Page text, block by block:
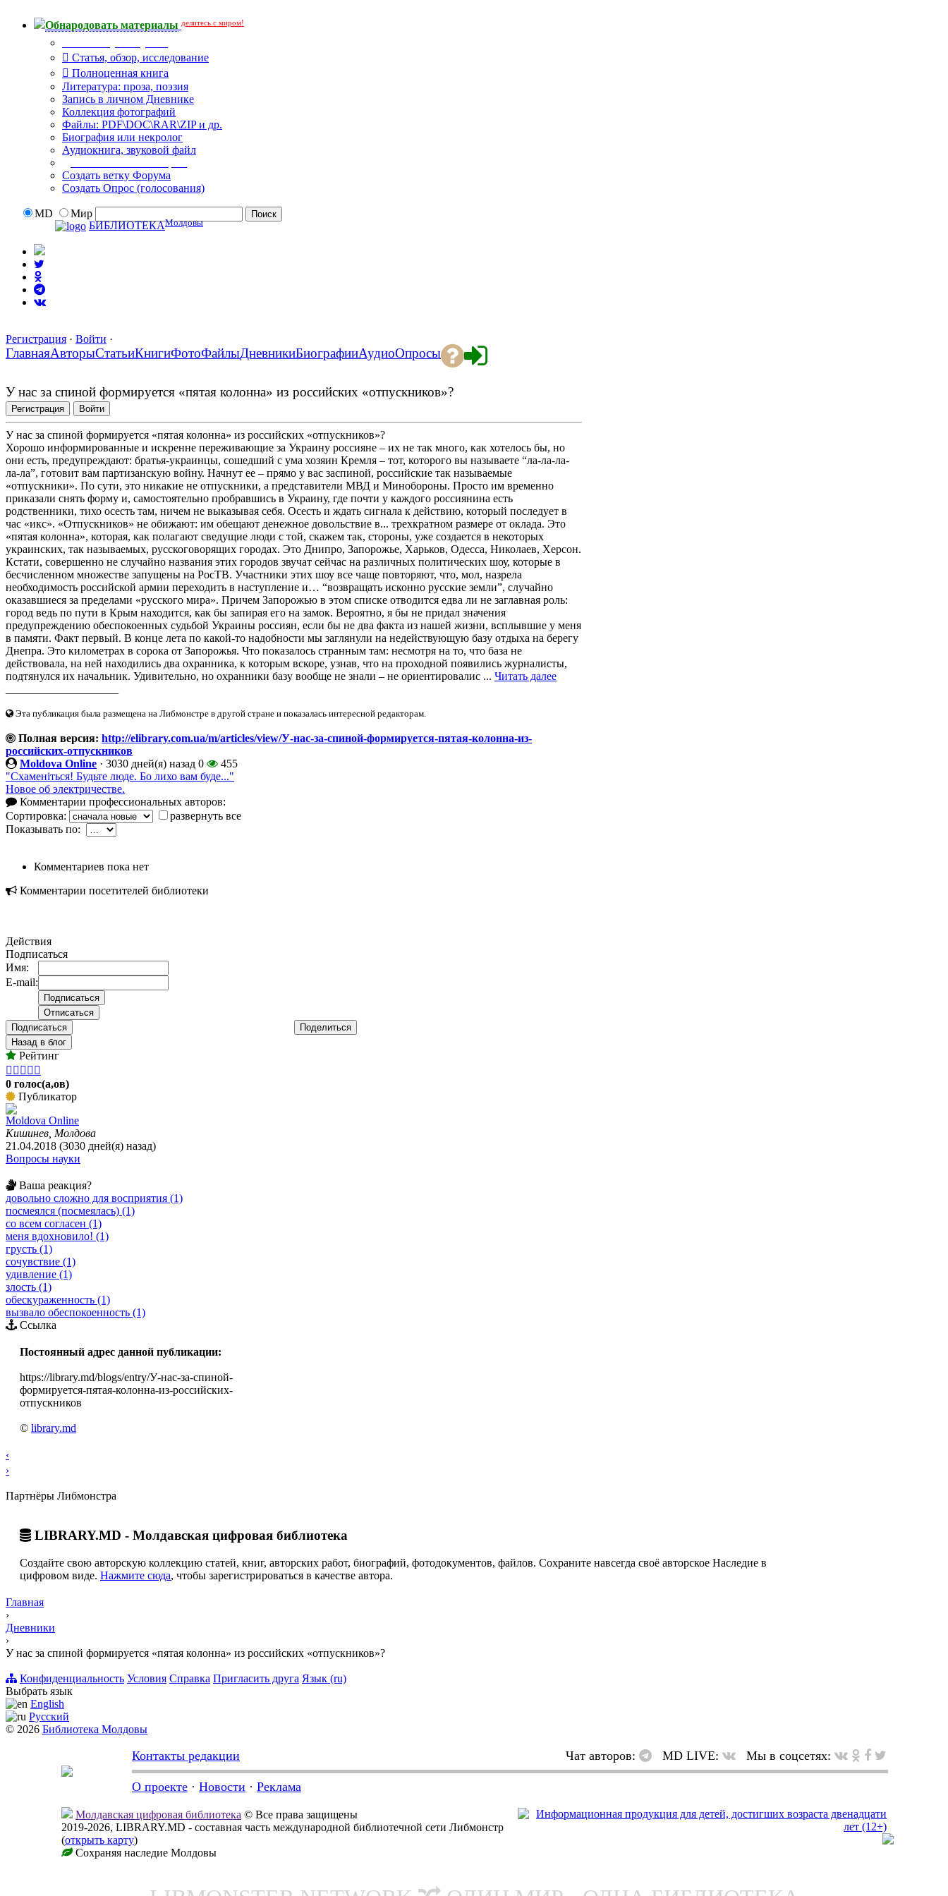
Обнародовать материалы делитесь с миром!
Статья, обзор, исследование
Полноценная книга
Литература: проза, поэзия
Запись в личном Дневнике
Коллекция фотографий
Файлы: PDF\DOC\RAR\ZIP и др.
Биография или некролог
Аудиокнига, звуковой файл
Создать ветку Форума
Создать Опрос (голосования)
MD
Мир
БИБЛИОТЕКАМолдовы
Регистрация · Войти ·
ГлавнаяАвторыСтатьиКнигиФотоФайлыДневникиБиографииАудиоОпросы
У нас за спиной формируется «пятая колонна» из российских «отпускников»?
Регистрация Войти
У нас за спиной формируется «пятая колонна» из российских «отпускников»?
Хорошо информированные и искренне переживающие за Украину россияне – их не так много, как хотелось бы, но
они есть, предупреждают: братья-украинцы, сошедший с ума хозяин Кремля – тот, которого вы называете “ла-ла-ла-
ла-ла”, готовит вам партизанскую войну. Начнут ее – прямо у вас заспиной, российские так называемые
«отпускники». По сути, это никакие не отпускники, а представители МВД и Минобороны. Просто им временно
приказали снять форму и, самостоятельно пробравшись в Украину, где почти у каждого россиянина есть
родственники, тихо осесть там, ничем не выказывая себя. Осесть и ждать сигнала к действию, который последует в
час «икс». «Отпускников» не обижают: им обещают денежное довольствие в... трехкратном размере от оклада. Это
«пятая колонна», которая, как полагают сведущие люди с той, скажем так, стороны, уже создается в некоторых
украинских, так называемых, русскоговорящих городах. Это Днипро, Запорожье, Харьков, Одесса, Николаев, Херсон.
Кстати, совершенно не случайно названия этих городов звучат сейчас на различных политических шоу, которые в
бесчисленном множестве запущены на РосТВ. Участники этих шоу все чаще повторяют, что, мол, назрела
необходимость российской армии переходить в наступление и… “возвращать исконно русские земли”, случайно
оказавшиеся за пределами «русского мира». Причем Запорожью в этом списке отводится едва ли не заглавная роль:
город ведь по пути в Крым находится, как бы запирая его на замок. Вероятно, я бы не придал значения
предупреждению обеспокоенных судьбой Украины россиян, если бы не два факта из нашей жизни, всплывшие у меня
в памяти. Факт первый. В конце лета по какой-то надобности мы заглянули на недействующую базу отдыха на берегу
Днепра. Это километрах в сорока от Запорожья. Что показалось странным там: несмотря на то, что база не
действовала, на ней находились два охранника, к которым вскоре, узнав, что на проходной появились журналисты,
подтянулся их начальник. Удивительно, но охранники базу вообще не знали – не ориентировалис ... Читать далее
Эта публикация была размещена на Либмонстре в другой стране и показалась интересной редакторам.
Полная версия: http://elibrary.com.ua/m/articles/view/У-нас-за-спиной-формируется-пятая-колонна-из-
российских-отпускников
Moldova Online · 3030 дней(я) назад 0
455
"Схаменіться! Будьте люде. Бо лихо вам буде..."
Новое об электричестве.
Комментарии профессиональных авторов:
Сортировка:
развернуть все
Показывать по:
Комментариев пока нет
Комментарии посетителей библиотеки
Действия
Подписаться
Имя:
E-mail:
Подписаться
Поделиться
Назад в блог
Рейтинг
    
0 голос(а,ов)
Публикатор
Moldova Online
Кишинев, Молдова
21.04.2018 (3030 дней(я) назад)
Вопросы науки
Ваша реакция?
довольно сложно для восприятия (1)
посмеялся (посмеялась) (1)
со всем согласен (1)
меня вдохновило! (1)
грусть (1)
сочувствие (1)
удивление (1)
злость (1)
обескураженность (1)
вызвало обеспокоенность (1)
Ссылка
Постоянный адрес данной публикации:
https://library.md/blogs/entry/У-нас-за-спиной-
формируется-пятая-колонна-из-российских-
отпускников
© library.md
‹
›
Партнёры Либмонстра
LIBRARY.MD - Молдавская цифровая библиотека
Создайте свою авторскую коллекцию статей, книг, авторских работ, биографий, фотодокументов, файлов. Сохраните навсегда своё авторское Наследие в
цифровом виде. Нажмите сюда, чтобы зарегистрироваться в качестве автора.
Главная
›
Дневники
›
У нас за спиной формируется «пятая колонна» из российских «отпускников»?
Конфиденциальность Условия Справка Пригласить друга Язык (ru)
Выбрать язык
English
Русский
© 2026 Библиотека Молдовы
Контакты редакции Чат авторов: MD LIVE: Мы в соцсетях:
О проекте · Новости · Реклама
Молдавская цифровая библиотека © Все права защищены
2019-2026, LIBRARY.MD - составная часть международной библиотечной сети Либмонстр
(открыть карту)
Сохраняя наследие Молдовы